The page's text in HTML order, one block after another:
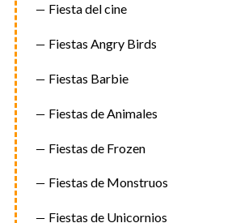
Fiesta del cine
Fiestas Angry Birds
Fiestas Barbie
Fiestas de Animales
Fiestas de Frozen
Fiestas de Monstruos
Fiestas de Unicornios